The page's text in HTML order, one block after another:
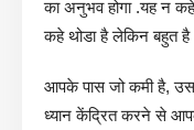
का अनुभव होगा .यह न
कहे थोडा है लेकिन बहुत है
आपके पास जो कमी है,
ध्यान केंद्रित करने से